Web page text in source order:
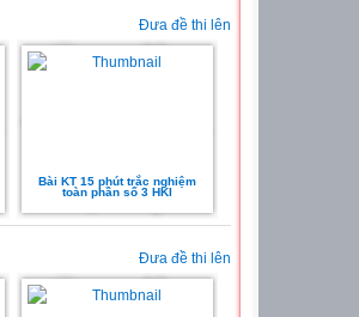
Đưa đề thi lên
Bài KT 15 phút trắc nghiệm
toàn phần số 3 HKI
Đưa đề thi lên